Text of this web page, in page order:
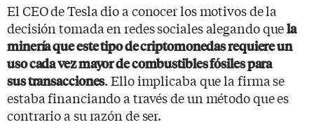
El CEO de Tesla dio a conocer los motivos de la
decisión tomada en redes sociales alegando quela
minería que este tipo de criptomonedas requiere un
uso cada vez mayor de combustibles fósiles para
sus transacciones. Ello implicaba que la firma se
estaba financiando a través de un método que es
contrario a su razón de ser.